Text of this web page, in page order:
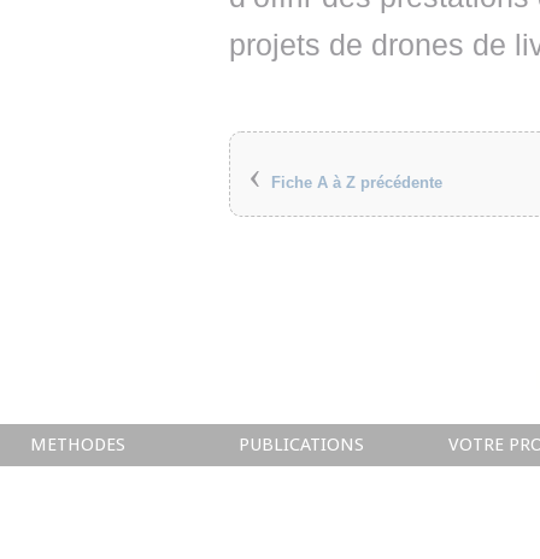
projets de drones de
‹ Fiche A à Z précédente
METHODES PUBLICATIONS VOTRE